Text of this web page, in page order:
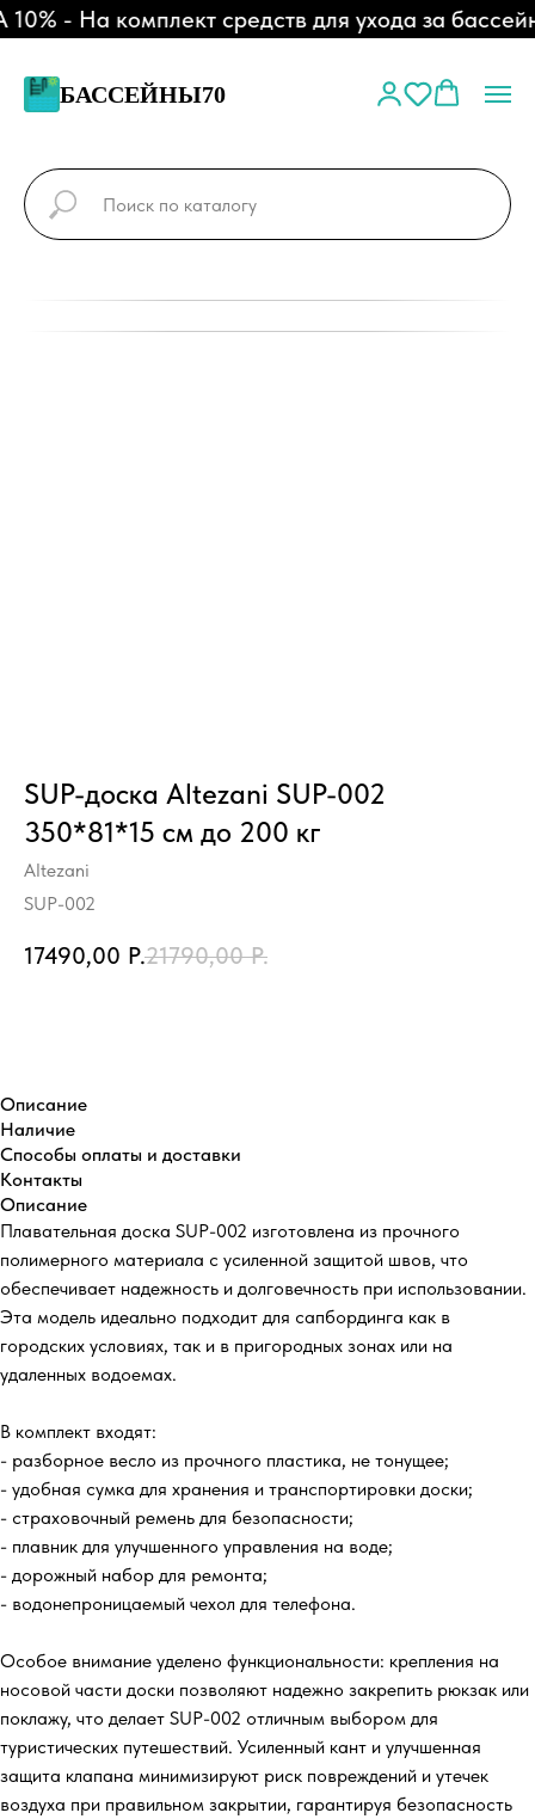
- На комплект средств для ухода за
БАССЕЙНЫ70
SUP-доска Altezani SUP-002
350*81*15 см до 200 кг
Altezani
SUP-002
17490,00 Р.21790,00 Р.
Описание
Наличие
Способы оплаты и доставки
Контакты
Описание
Плавательная доска SUP-002 изготовлена из прочного
полимерного материала с усиленной защитой швов, что
обеспечивает надежность и долговечность при использовании.
Эта модель идеально подходит для сапбординга как в
городских условиях, так и в пригородных зонах или на
удаленных водоемах.
В комплект входят:
- разборное весло из прочного пластика, не тонущее;
- удобная сумка для хранения и транспортировки доски;
- страховочный ремень для безопасности;
- плавник для улучшенного управления на воде;
- дорожный набор для ремонта;
- водонепроницаемый чехол для телефона.
Особое внимание уделено функциональности: крепления на
носовой части доски позволяют надежно закрепить рюкзак или
поклажу, что делает SUP-002 отличным выбором для
туристических путешествий. Усиленный кант и улучшенная
защита клапана минимизируют риск повреждений и утечек
воздуха при правильном закрытии, гарантируя безопасность